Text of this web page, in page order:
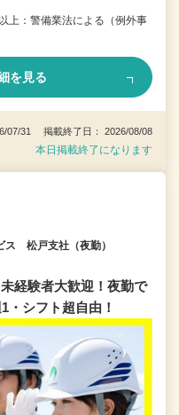
上：警備業法による（例外事
を見る
07/31 掲載終了日： 2026/08/08
本日掲載終了になります
ス 松戸支社（夜勤）
経験者大歓迎！夜勤で
・シフト超自由！